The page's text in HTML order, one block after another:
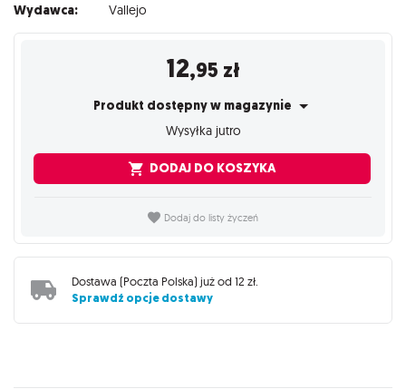
Wydawca: Vallejo
12,95 zł
Produkt dostępny w magazynie
Wysyłka jutro
DODAJ DO KOSZYKA
Dodaj do listy życzeń
Dostawa (Poczta Polska) już od 12 zł.
Sprawdź opcje dostawy